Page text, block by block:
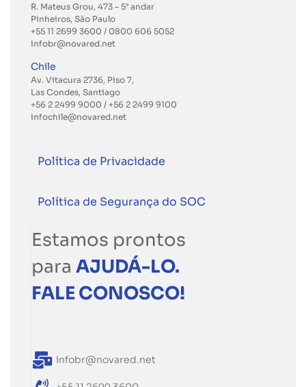
R. Mateus Grou, 473 – 5° andar
Pinheiros, São Paulo
+55 11 2699 3600 / 0800 606 5052
infobr@novared.net
Chile
Av. Vitacura 2736, Piso 7,
Las Condes, Santiago
+56 2 2499 9000 / +56 2 2499 9100
infochile@novared.net
Política de Privacidade
Política de Segurança do SOC
Estamos prontos
para AJUDÁ-LO.
FALE CONOSCO!
infobr@novared.net